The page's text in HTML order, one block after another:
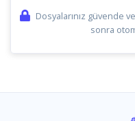
Dosyalarınız güvende
sonra